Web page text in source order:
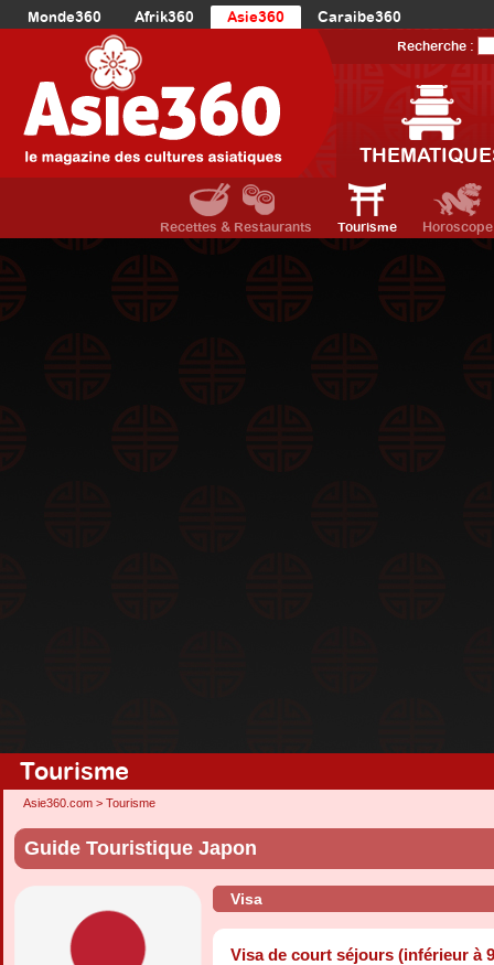
Monde360 Afrik360 Asie360
Caraibe360
Europe360
AmériqueDuNord360
Océanie360
Recherche :
Recettes & Restaurants Tourisme Horoscope
Tourisme
Asie360.com > Tourisme
Guide Touristique Japon
Visa
Visa de court séjours (inférieur à